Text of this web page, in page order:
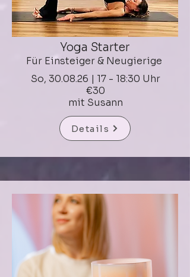
Yoga Starter
Für Einsteiger & Neugierige
So, 30.08.26 | 17 - 18:30 Uhr
€30
mit Susann
Details